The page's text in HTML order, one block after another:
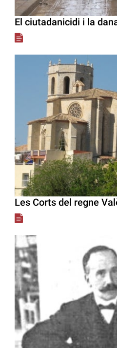
El ciutadanicidi i la
Les Corts del regne